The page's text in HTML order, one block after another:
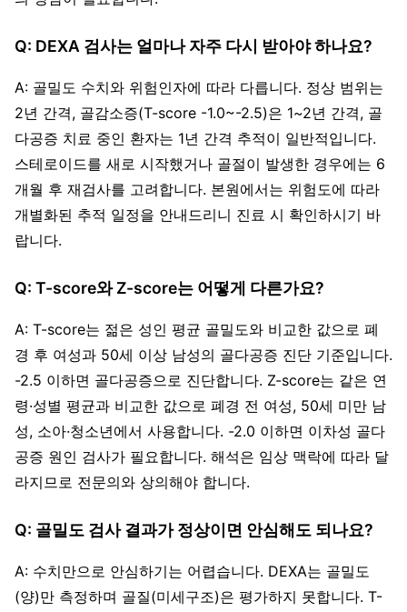
Q: DEXA 검사는 얼마나 자주 다시 받아야 하나요?
A: 골밀도 수치와 위험인자에 따라 다릅니다. 정상 범위는
2년 간격, 골감소증(T-score -1.0~-2.5)은 1~2년 간격, 골
다공증 치료 중인 환자는 1년 간격 추적이 일반적입니다.
스테로이드를 새로 시작했거나 골절이 발생한 경우에는 6
개월 후 재검사를 고려합니다. 본원에서는 위험도에 따라
개별화된 추적 일정을 안내드리니 진료 시 확인하시기 바
랍니다.
Q: T-score와 Z-score는 어떻게 다른가요?
A: T-score는 젊은 성인 평균 골밀도와 비교한 값으로 폐
경 후 여성과 50세 이상 남성의 골다공증 진단 기준입니다.
-2.5 이하면 골다공증으로 진단합니다. Z-score는 같은 연
령·성별 평균과 비교한 값으로 폐경 전 여성, 50세 미만 남
성, 소아·청소년에서 사용합니다. -2.0 이하면 이차성 골다
공증 원인 검사가 필요합니다. 해석은 임상 맥락에 따라 달
라지므로 전문의와 상의해야 합니다.
Q: 골밀도 검사 결과가 정상이면 안심해도 되나요?
A: 수치만으로 안심하기는 어렵습니다. DEXA는 골밀도
(양)만 측정하며 골질(미세구조)은 평가하지 못합니다. T-